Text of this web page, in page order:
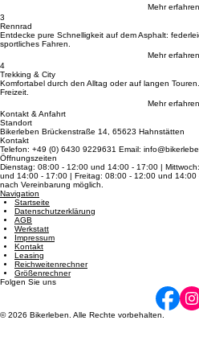
Meistern Sie Stock und Stein mit erstklassigen
Trails.
Mehr erfahren
3
Entdecke pure Schnelligkeit auf dem Asphalt:
sportliches Fahren.
Mehr erfahren
4
Komfortabel durch den Alltag oder auf langen
Freizeit.
Mehr erfahren
Kontakt & Anfahrt
Standort
Bikerleben Brückenstraße 14, 65623 Hahnstätten
Kontakt
Telefon: +49 (0) 6430 9229631 Email:
Öffnungszeiten
Dienstag: 08:00 - 12:00 und 14:00 - 17:00 |
und 14:00 - 17:00 | Freitag: 08:00 - 12:00 und
nach Vereinbarung möglich.
Navigation
Startseite
Datenschutzerklärung
AGB
Werkstatt
Impressum
Kontakt
Leasing